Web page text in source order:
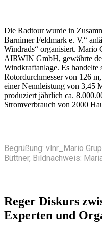
Die Radtour wurde in
Barnimer Feldmark e. V.“
Windrads“ organisiert. Mario
AIRWIN GmbH, gewährte
Windkraftanlage. Es handelte
Rotordurchmesser von 126
einer Nennleistung von 3,45
produziert jährlich ca.
Stromverbrauch von 2000
Begrüßung: vlnr_Mario
Büttner, Bildnachweis:
Reger Diskurs
Experten und